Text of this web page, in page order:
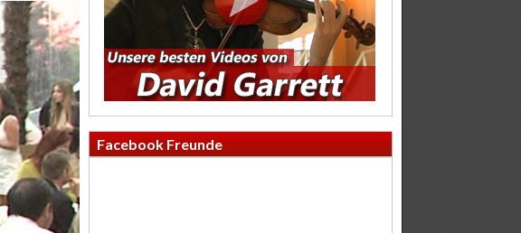
Facebook Freunde